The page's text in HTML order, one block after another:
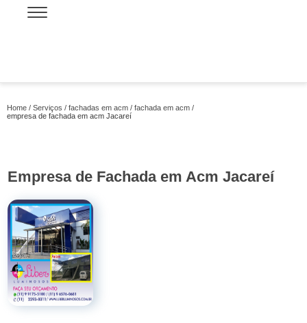
Home Serviços fachadas em acm
fachada em acm
empresa de fachada em acm Jacareí
Empresa de Fachada em Acm Jacareí